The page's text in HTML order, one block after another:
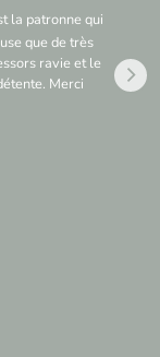
la patronne qui
que de très
ravie et le
Merci